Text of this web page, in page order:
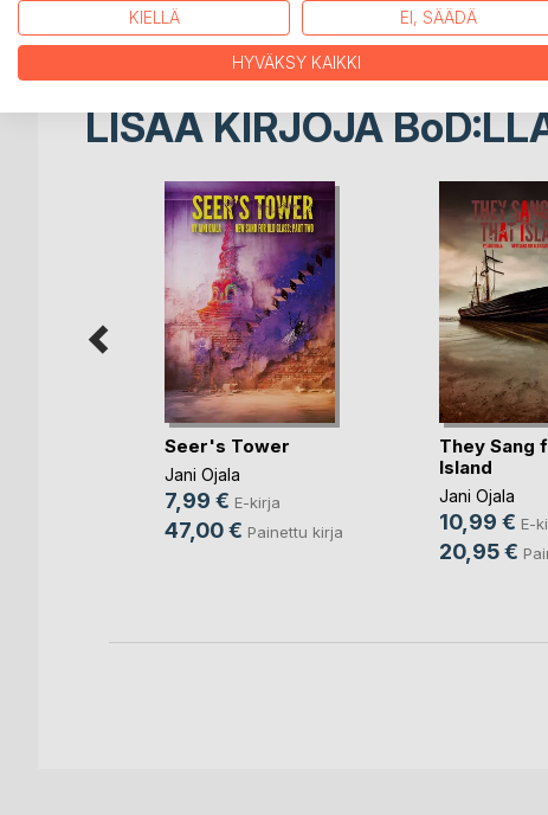
until they start slowly finding themselves through
LISÄÄ KIRJOJA Bo
Seer's Tower
Jani Ojala
7,99 € E-kirja
47,00 € Painettu kirja
They Sang
Island
Jani Ojala
10,99 € E-
20,95 €
KIELLÄ EI, SÄÄDÄ
HYVÄKSY KAIKKI